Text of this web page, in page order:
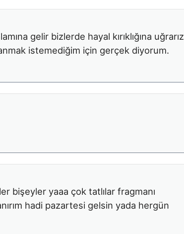
gelir bizlerde hayal kırıklığına uğrarız
istemediğim için gerçek diyorum.
bişeyler yaaa çok tatlılar fragmanı
hadi pazartesi gelsin yada hergün